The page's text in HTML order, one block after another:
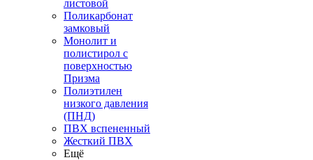
листовой
Поликарбонат
замковый
Монолит и
полистирол с
поверхностью
Призма
Полиэтилен
низкого давления
(ПНД)
ПВХ вспененный
Жесткий ПВХ
Ещё